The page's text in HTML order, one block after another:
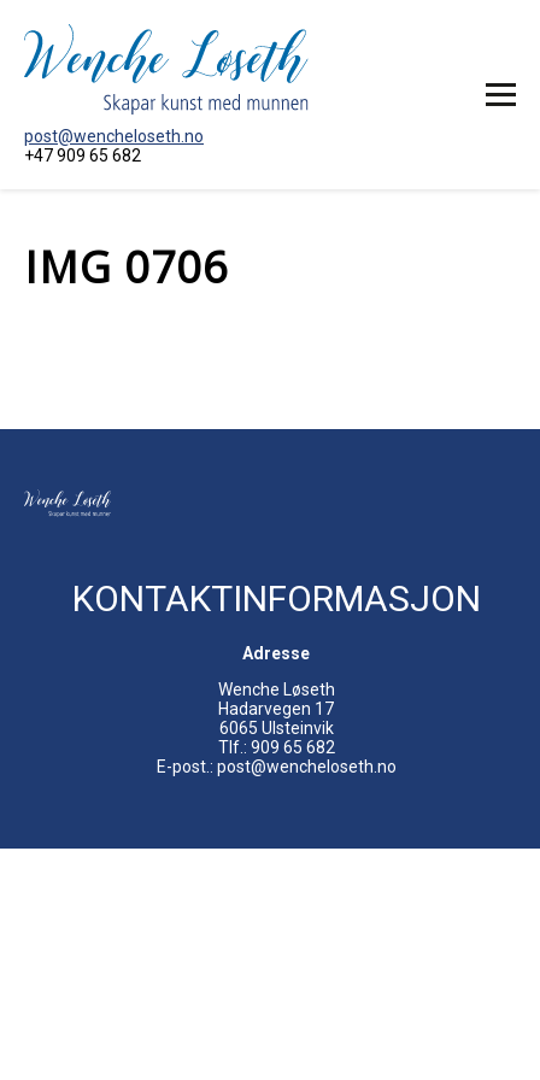
post@wencheloseth.no
+47 909 65 682
MÅLERI
IMG 0706
KONTAKTINFORMASJON
Adresse
Wenche Løseth
Hadarvegen 17
6065 Ulsteinvik
Tlf.: 909 65 682
E-post.: post@wencheloseth.no